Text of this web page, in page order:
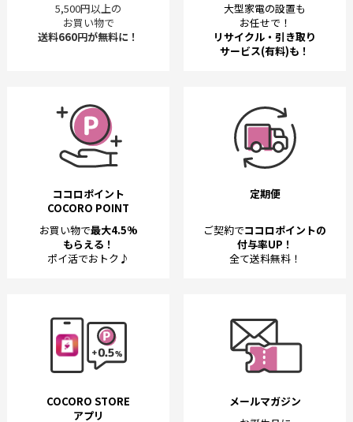
5,500円以上の
お買い物で
送料660円が無料に！
大型家電の設置も
お任せで！
リサイクル・引き取り
サービス(有料)も！
ココロポイント
COCORO POINT
お買い物で最大4.5%
もらえる！
ポイ活でおトク♪
定期便
ご契約でココロポイントの
付与率UP！
全て送料無料！
COCORO STORE
アプリ
メールマガジン